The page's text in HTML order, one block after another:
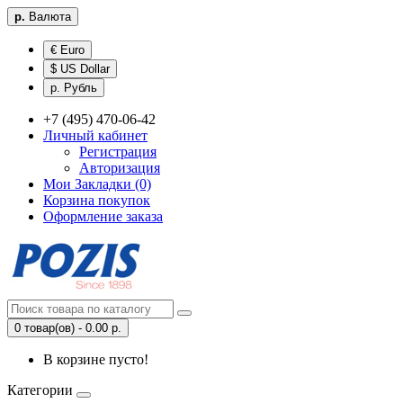
р. Валюта
€ Euro
$ US Dollar
р. Рубль
+7 (495) 470-06-42
Личный кабинет
Регистрация
Авторизация
Мои Закладки (0)
Корзина покупок
Оформление заказа
0 товар(ов) - 0.00 р.
В корзине пусто!
Категории